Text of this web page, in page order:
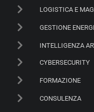
LOGISTICA E
GESTIONE
INTELLIGENZA
CYBERSECURITY
FORMAZIONE
CONSULENZA